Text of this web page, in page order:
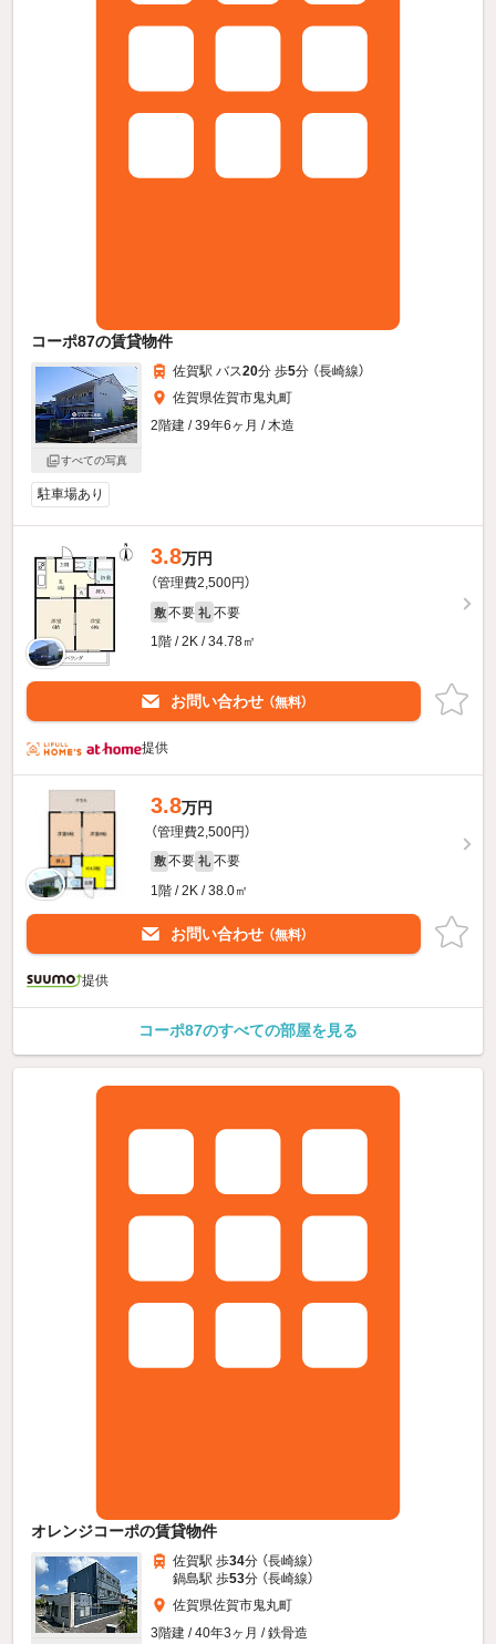
コーポ87の賃貸物件
すべての写真
佐賀駅 バス20分 歩5分 （長崎線）
佐賀県佐賀市鬼丸町
2階建 / 39年6ヶ月 / 木造
駐車場あり
3.8万円
（管理費2,500円）
敷 不要 礼 不要
1階 / 2K / 34.78㎡
お問い合わせ （無料）
提供
3.8万円
（管理費2,500円）
敷 不要 礼 不要
1階 / 2K / 38.0㎡
お問い合わせ （無料）
提供
コーポ87のすべての部屋を見る
オレンジコーポの賃貸物件
佐賀駅 歩34分 （長崎線）
鍋島駅 歩53分 （長崎線）
佐賀県佐賀市鬼丸町
3階建 / 40年3ヶ月 / 鉄骨造